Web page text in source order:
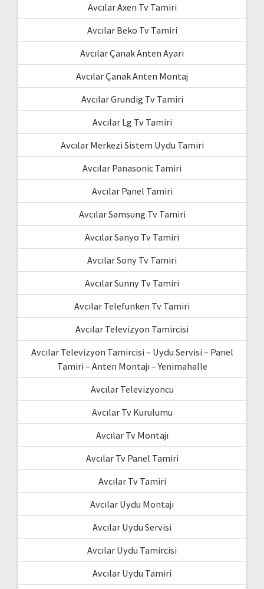
Avcılar Axen Tv Tamiri
Avcılar Beko Tv Tamiri
Avcılar Çanak Anten Ayarı
Avcılar Çanak Anten Montaj
Avcılar Grundig Tv Tamiri
Avcılar Lg Tv Tamiri
Avcılar Merkezi Sistem Uydu Tamiri
Avcılar Panasonic Tamiri
Avcılar Panel Tamiri
Avcılar Samsung Tv Tamiri
Avcılar Sanyo Tv Tamiri
Avcılar Sony Tv Tamiri
Avcılar Sunny Tv Tamiri
Avcılar Telefunken Tv Tamiri
Avcılar Televizyon Tamircisi
Avcılar Televizyon Tamircisi – Uydu Servisi – Panel
Tamiri – Anten Montajı – Yenimahalle
Avcılar Televizyoncu
Avcılar Tv Kurulumu
Avcılar Tv Montajı
Avcılar Tv Panel Tamiri
Avcılar Tv Tamiri
Avcılar Uydu Montajı
Avcılar Uydu Servisi
Avcılar Uydu Tamircisi
Avcılar Uydu Tamiri